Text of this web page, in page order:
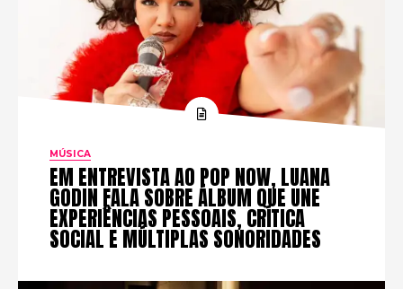
MÚSICA
EM ENTREVISTA AO POP NOW, LUANA
GODIN FALA SOBRE ÁLBUM QUE UNE
EXPERIÊNCIAS PESSOAIS, CRÍTICA
SOCIAL E MÚLTIPLAS SONORIDADES